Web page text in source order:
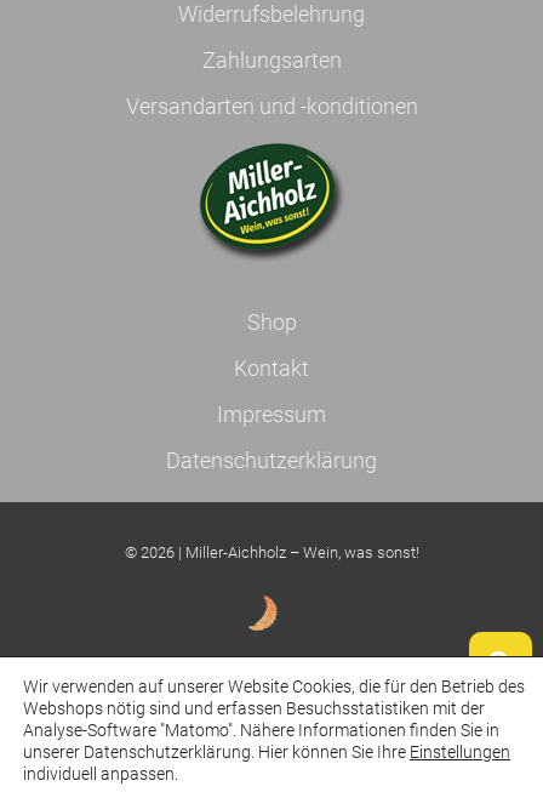
Widerrufsbelehrung
Zahlungsarten
Versandarten und -konditionen
Shop
Kontakt
Impressum
Datenschutzerklärung
© 2026 | Miller-Aichholz – Wein, was sonst!
design orange moon
Wir verwenden auf unserer Website Cookies, die für den Betrieb des
Webshops nötig sind und erfassen Besuchsstatistiken mit der
Analyse-Software "Matomo". Nähere Informationen finden Sie in
unserer Datenschutzerklärung. Hier können Sie Ihre Einstellungen
individuell anpassen.